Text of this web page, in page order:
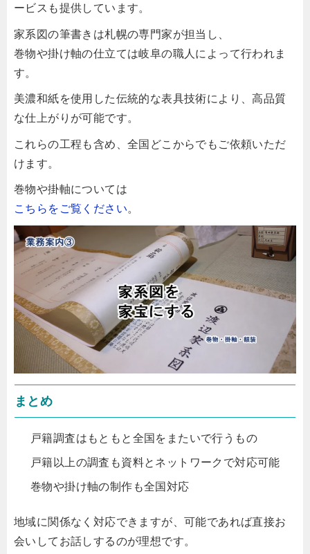
ービスも提供しています。
家系図の筆書きは札幌の専門家が担当し、
巻物や掛け軸の仕立ては岐阜の職人によって行われま
す。
美濃和紙を使用した伝統的な表具技術により、高品質
な仕上がりが可能です。
これらの工程も含め、全国どこからでもご依頼いただ
けます。
巻物や掛軸については
こちらをご覧ください。
まとめ
戸籍調査はもともと全国をまたいで行うもの
戸籍以上の調査も資料とネットワークで対応可能
巻物や掛け軸の制作も全国対応
地域に関係なく対応できますが、可能であれば直接お
会いしてお話しするのが理想です。